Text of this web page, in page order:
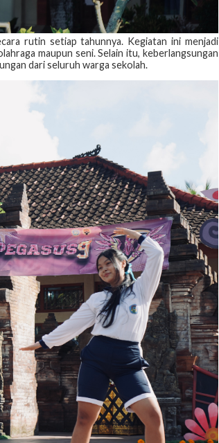
rutin setiap tahunnya. Kegiatan ini menjadi
maupun seni. Selain itu, keberlangsungan
dari seluruh warga sekolah.